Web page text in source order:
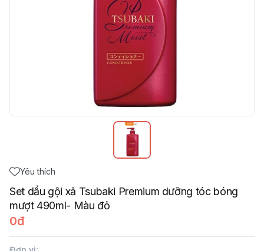
Yêu thích
Set dầu gội xả Tsubaki Premium dưỡng tóc bóng
mượt 490ml- Màu đỏ
0đ